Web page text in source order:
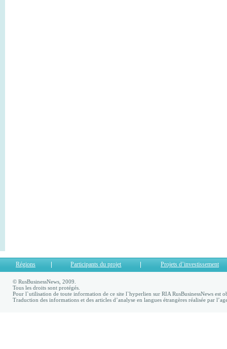
Régions Participants du projet Projets d’investissement
© RusBusinessNews, 2009.
Tous les droits sont protégés.
Pour l`utilisation de toute information de ce site l`hyperlien sur RIA RusBusinessNews est
Traduction des informations et des articles d’analyse en langues étrangères réalisée par